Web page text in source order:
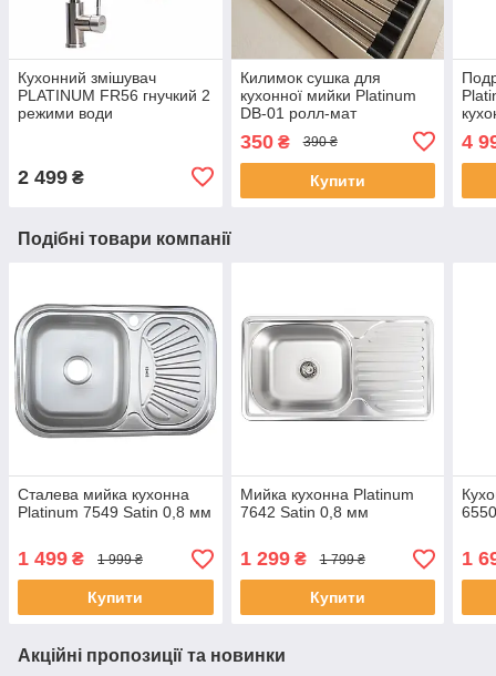
Кухонний змішувач
PLATINUM FR56 гнучкий 2
режими води
2 499 ₴
Килимок сушка для
кухонної мийки Platinum
DB-01 ролл-мат
350₴ 390 ₴
Купити
4
Подібні товари компанії
Сталева мийка кухонна
Platinum 7549 Satin 0,8 мм
1 499 ₴ 1 999 ₴
Купити
Мийка кухонна Platinum
7642 Satin 0,8 мм
1 299₴ 1 799 ₴
Купити
1
Акційні пропозиції та новинки